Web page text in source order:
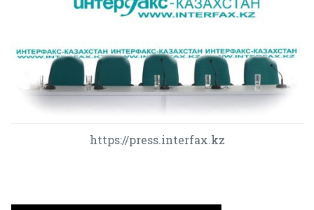
https://press.interfax.kz